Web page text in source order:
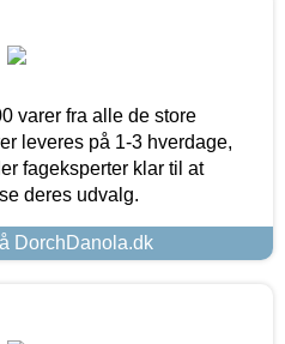
varer fra alle de store
leveres på 1-3 hverdage,
fageksperter klar til at
deres udvalg.
DorchDanola.dk